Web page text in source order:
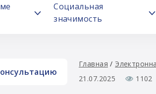
Социальная
значимость
Главная /
21.07.2025
1102